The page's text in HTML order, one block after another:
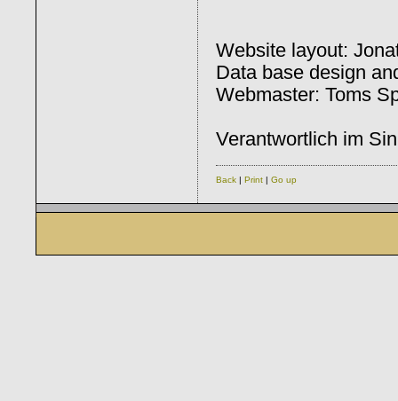
Website layout:
Data base design
Webmaster: Toms
Verantwortlich im
Back | Print | Go up